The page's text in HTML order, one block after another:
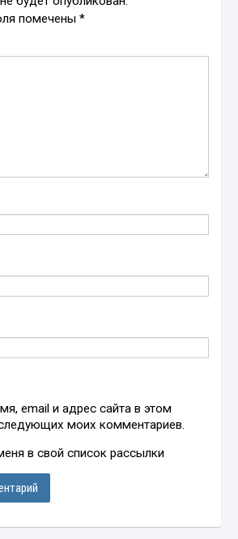
помечены*
email и адрес сайта в этом
моих комментариев.
в свой список рассылки